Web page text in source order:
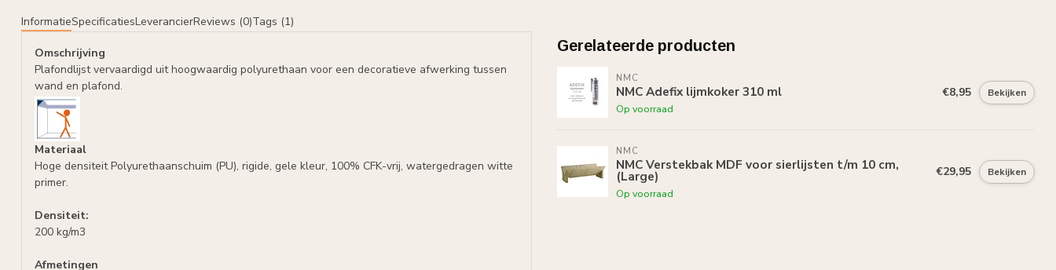
InformatieSpecificatiesLeverancierReviews (0)Tags (1)
Omschrijving
Plafondlijst vervaardigd uit hoogwaardig polyurethaan voor een decoratieve afwerking tussen
wand en plafond.
Materiaal
Hoge densiteit Polyurethaanschuim (PU), rigide, gele kleur, 100% CFK-vrij, watergedragen witte
primer.
Densiteit:
200 kg/m3
Afmetingen
Gerelateerde producten
NMC
NMC Adefix lijmkoker 310 ml
Op voorraad
€8,95 Bekijken
NMC
NMC Verstekbak MDF voor sierlijsten t/m 10 cm,
(Large)
Op voorraad
€29,95 Bekijken